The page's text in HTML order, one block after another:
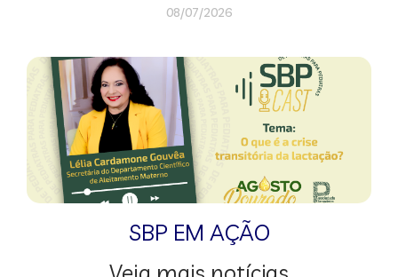
08/07/2026
SBP EM AÇÃO